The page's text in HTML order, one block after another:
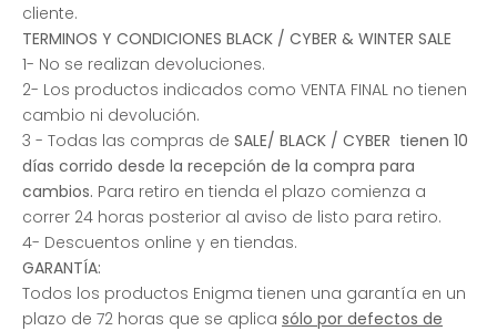
cliente.
TERMINOS Y CONDICIONES BLACK / CYBER & WINTER SALE
1- No se realizan devoluciones.
2- Los productos indicados como VENTA FINAL no tienen
cambio ni devolución.
3 - Todas las compras de SALE/ BLACK / CYBER tienen 10
días corrido desde la recepción de la compra para
cambios. Para retiro en tienda el plazo comienza a
correr 24 horas posterior al aviso de listo para retiro.
4- Descuentos online y en tiendas.
GARANTÍA:
Todos los productos Enigma tienen una garantía en un
plazo de 72 horas que se aplica sólo por defectos de